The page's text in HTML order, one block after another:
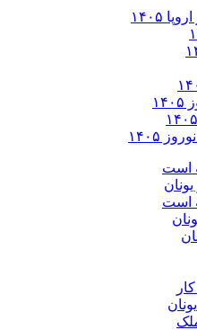
۱۴۰۵
۱۴۰۵
است
است